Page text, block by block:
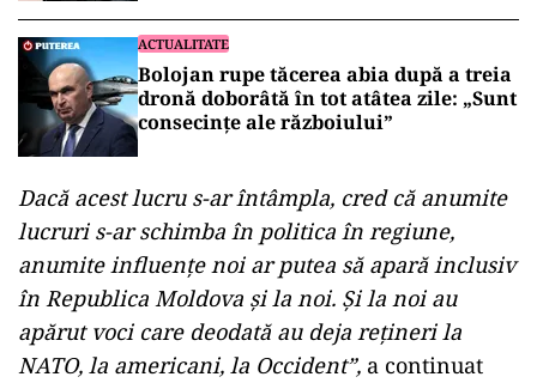
ACTUALITATE
Bolojan rupe tăcerea abia după a treia
dronă doborâtă în tot atâtea zile: „Sunt
consecințe ale războiului”
Dacă acest lucru s-ar întâmpla, cred că anumite
lucruri s-ar schimba în politica în regiune,
anumite influențe noi ar putea să apară inclusiv
în Republica Moldova și la noi. Și la noi au
apărut voci care deodată au deja rețineri la
NATO, la americani, la Occident”, a continuat